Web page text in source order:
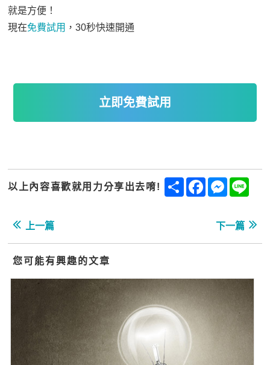
就是方便！
現在免費試用 ，30秒快速開通
立即免費試用
以上內容喜歡就用力分享出去唷! ShareFacebook
上一篇 下一篇
您可能有興趣的文章